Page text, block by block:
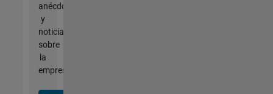
anécdotas
y
noticias
sobre
la
empresa.